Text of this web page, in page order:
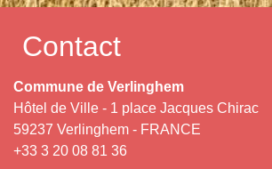
Contact
Commune de Verlinghem
Hôtel de Ville - 1 place Jacques Chirac
59237 Verlinghem - FRANCE
+33 3 20 08 81 36